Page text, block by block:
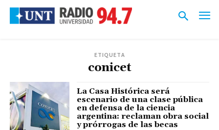
ETIQUETA
conicet
La Casa Histórica será
escenario de una clase pública
en defensa de la ciencia
argentina: reclaman obra social
y prórrogas de las becas